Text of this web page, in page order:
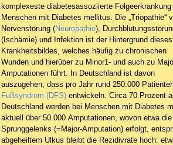
komplexeste diabetesassoziierte Folgeerkrankung
Menschen mit Diabetes mellitus. Die „Triopathie“
Nervenstörung (Neuropathie),
(Ischämie) und Infektion ist der Hintergrund dieses
Krankheitsbildes, welches häufig zu chronischen
Wunden und hierüber zu Minor1- und auch zu
Amputationen führt. In Deutschland ist davon
auszugehen, dass pro Jahr rund 250.000
Fußsyndrom (DFS) entwickeln. Circa 70 Prozent
Deutschland werden bei Menschen mit Diabetes
aktuell über 50.000 Amputationen, wovon etwa
Sprunggelenks (=Major-Amputation) erfolgt,
abgeheiltem Ulkus bleibt die Rezidivrate hoch: